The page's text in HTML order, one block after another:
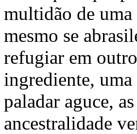
multidão de
mesmo se
refugiar em
ingrediente,
paladar aguce,
ancestralidade